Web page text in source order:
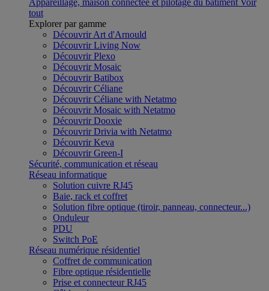
Appareillage, maison connectée et pilotage du bâtiment Voir
tout
Explorer par gamme
Découvrir Art d'Arnould
Découvrir Living Now
Découvrir Plexo
Découvrir Mosaic
Découvrir Batibox
Découvrir Céliane
Découvrir Céliane with Netatmo
Découvrir Mosaic with Netatmo
Découvrir Dooxie
Découvrir Drivia with Netatmo
Découvrir Keva
Découvrir Green-I
Sécurité, communication et réseau
Réseau informatique
Solution cuivre RJ45
Baie, rack et coffret
Solution fibre optique (tiroir, panneau, connecteur...)
Onduleur
PDU
Switch PoE
Réseau numérique résidentiel
Coffret de communication
Fibre optique résidentielle
Prise et connecteur RJ45